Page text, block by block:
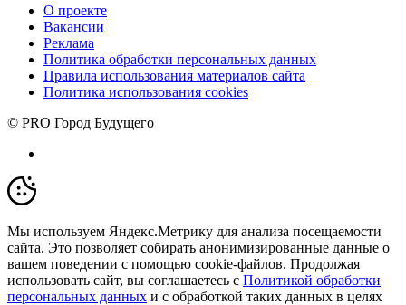
О проекте
Вакансии
Реклама
Политика обработки персональных данных
Правила использования материалов сайта
Политика использования cookies
© PRO Город Будущего
Мы используем Яндекс.Метрику для анализа посещаемости
сайта. Это позволяет собирать анонимизированные данные о
вашем поведении с помощью cookie-файлов. Продолжая
использовать сайт, вы соглашаетесь с Политикой обработки
персональных данных и с обработкой таких данных в целях